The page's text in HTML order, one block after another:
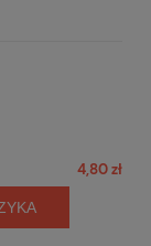
4,80 zł